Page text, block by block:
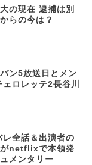
の現在 逮捕は別
らの今は？
ン5放送日とメン
ロレッテ2長谷川
レ全話＆出演者の
がnetflixで本領発
メンタリー